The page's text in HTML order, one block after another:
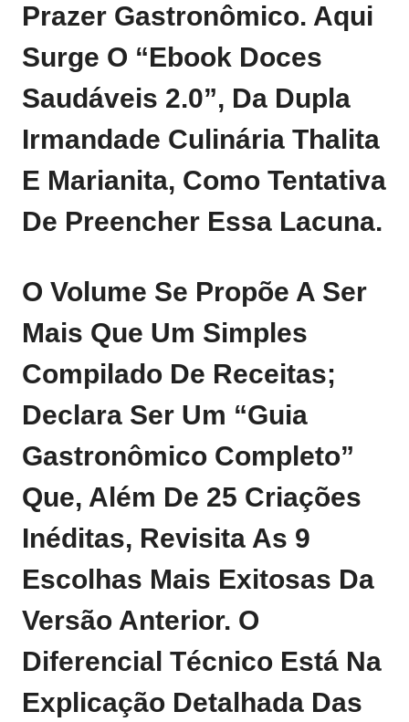
Prazer Gastronômico. Aqui
Surge O “Ebook Doces
Saudáveis 2.0”, Da Dupla
Irmandade Culinária Thalita
E Marianita, Como Tentativa
De Preencher Essa Lacuna.
O Volume Se Propõe A Ser
Mais Que Um Simples
Compilado De Receitas;
Declara Ser Um “guia
Gastronômico Completo”
Que, Além De 25 Criações
Inéditas, Revisita As 9
Escolhas Mais Exitosas Da
Versão Anterior. O
Diferencial Técnico Está Na
Explicação Detalhada Das